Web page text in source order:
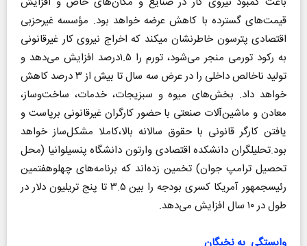
قیمت‌های گسترده با کاهش عرضه خواهد بود. مؤسسه غیرحزبی
اقتصادی پترسون خاطرنشان می‎کند که اخراج نیروی کار غیرقانونی
به رکود تورمی منجر می‌شود، تورم را ۱.۵درصد افزایش می‌دهد و
تولید ناخالص داخلی را در عرض سه سال تا بیش از ۳ درصد کاهش
خواهد ‌داد. بخش‌های میوه و سبزیجات، خدمات، ساخت‌وساز،
معادن و ماشین‌آلات صنعتی با حضور کارگران غیرقانونی برپاست و
یافتن کارگر قانونی با حقوق سالانه بالا،کاملا مشکل‌ساز خواهد
بود.تحلیلگران دانشکده اقتصادی وارتون دانشگاه پنسیلوانیا (محل
تحصیل ترامپ جوان) تخمین زده‌اند که برنامه‌های چهل‎وهفتمین
رئیس‎جمهور آمریکا کسری بودجه را بین ۳.۵ تا پنج تریلیون دلار در
طول در ۱۰ سال افزایش می‌دهد.